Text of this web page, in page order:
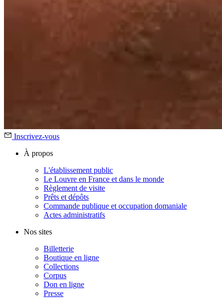
Inscrivez-vous
À propos
L'établissement public
Le Louvre en France et dans le monde
Règlement de visite
Prêts et dépôts
Commande publique et occupation domaniale
Actes administratifs
Nos sites
Billetterie
Boutique en ligne
Collections
Corpus
Don en ligne
Presse